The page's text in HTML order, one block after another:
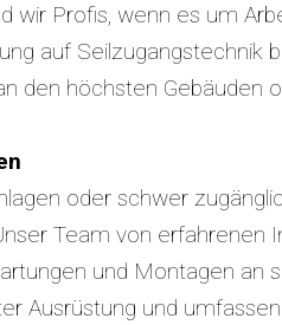
wir Profis, wenn es um
auf Seilzugangstechnik
den höchsten Gebäuden
oder schwer
Team von erfahrenen
und Montagen an
Ausrüstung und